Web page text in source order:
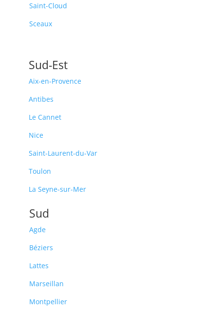
Saint-Cloud
Sceaux
Sud-Est
Aix-en-Provence
Antibes
Le Cannet
Nice
Saint-Laurent-du-Var
Toulon
La Seyne-sur-Mer
Sud
Agde
Béziers
Lattes
Marseillan
Montpellier